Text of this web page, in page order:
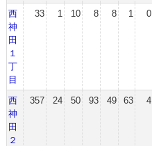
西
神
田
１
丁
目
33 1 10 8 8 1 0
西
神
田
２
357 24 50 93 49 63 4